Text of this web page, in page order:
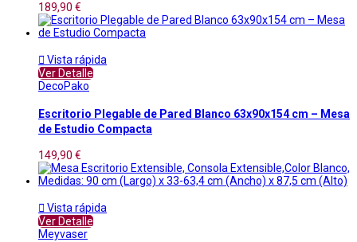
189,90 €
 Vista rápida
Ver Detalle
DecoPako
Escritorio Plegable de Pared Blanco 63x90x154 cm – Mesa
de Estudio Compacta
149,90 €
 Vista rápida
Ver Detalle
Meyvaser